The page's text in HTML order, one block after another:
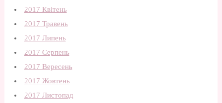
2017 Квітень
2017 Травень
2017 Липень
2017 Серпень
2017 Вересень
2017 Жовтень
2017 Листопад